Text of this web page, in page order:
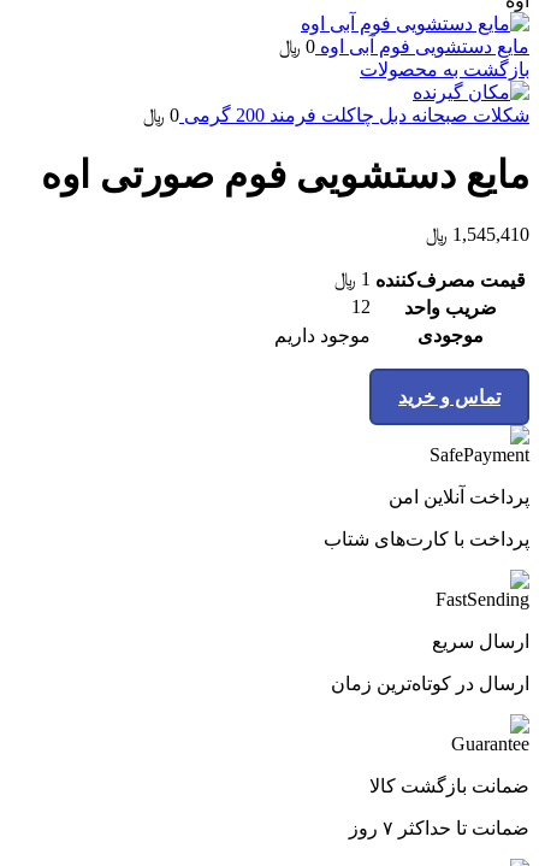
مایع دستشویی فوم آبی اوه 0 ﷼
بازگشت به محصولات
شکلات صبحانه دبل چاکلت فرمند 200 گرمی 0 ﷼
مایع دستشویی فوم صورتی اوه
1,545,410 ﷼
قیمت مصرف‌کننده 1 ﷼
ضریب واحد
12
موجودی
موجود داریم
تماس و خرید
پرداخت آنلاین امن
پرداخت با کارت‌های شتاب
ارسال سریع
ارسال در کوتاه‌ترین زمان
ضمانت بازگشت کالا
ضمانت تا حداکثر ۷ روز